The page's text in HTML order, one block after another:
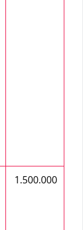
1.500.000